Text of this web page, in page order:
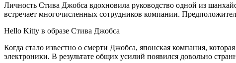
Личность Стива Джобса вдохновила руководство одной из
встречает многочисленных сотрудников компании.
Hello Kitty в образе Стива Джобса
Когда стало известно о смерти Джобса, японская компания,
электроники. В результате общих усилий появился довольно